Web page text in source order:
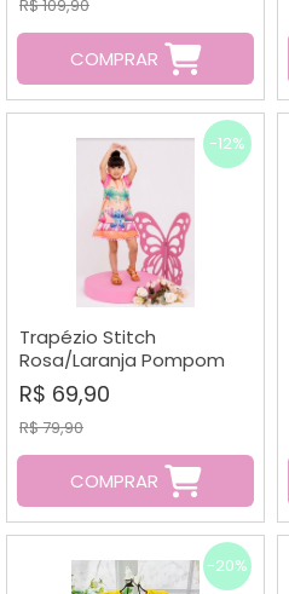
R$ 109,90
COMPRAR
-12%
Trapézio Stitch
Rosa/Laranja Pompom
R$ 69,90
R$ 79,90
COMPRAR
-20%